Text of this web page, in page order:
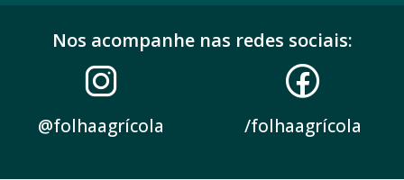
Nos acompanhe nas redes sociais:
@folhaagrícola /folhaagrícola